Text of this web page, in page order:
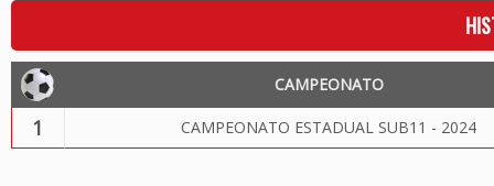
CAMPEONATO
1 CAMPEONATO ESTADUAL SUB11 - 2024